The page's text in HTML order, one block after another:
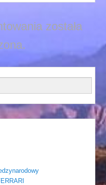
została